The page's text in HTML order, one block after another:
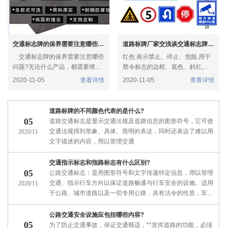
交通标志牌的保养需要注意哪些问题?
交通标志牌的保养需要注意哪些
问题?无论什么产品，都需要维
护，通过交通标志牌厂家的指导维
2020-11-05 查看详情
道路标牌厂家交浅谈交通标志牌颜色的基本含义
红色:表示禁止、停止、危险,用于
禁令标志的边框、底色、斜杠,也
用于叉形符号和斜杠符号、警告性
2020-11-05 查看详情
05
2020/11
道路标牌的不同颜色代表的是什么?
道路交通标志是显示交通法规及道路信息的图形符号，它可使
交通法规得到形象、具体、简明的表达，同时还表达了难以用
文字描述的内容，用以管理交通
05
2020/11
交通指示标志和指路标志有什么区别?
公路交通标志：是用图形符号和文字传递特定信息，用以管理
交通、指示行车方向以保证道路畅通与行车安全的设施。适用
于公路、城市道路以及一切专用公路，具有法令的性质，车
辆、行人都必须遵守
05
公路交通安全设施应包括哪些内容?
为了防止交通事故，保证交通顺适，**发挥道路的功能，必须